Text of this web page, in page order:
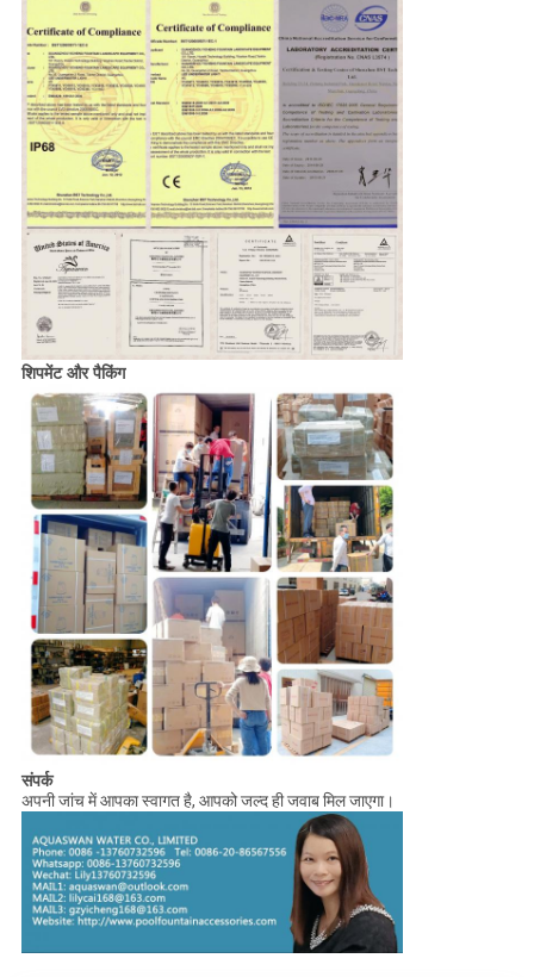
शिपमेंट और पैकिंग
संपर्क
अपनी जांच में आपका स्वागत है, आपको जल्द ही जवाब मिल जाएगा।